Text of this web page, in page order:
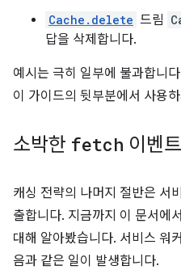
Cache.delete 드림
답을 삭제합니다.
예시는 극히 일부에 불과합니
이 가이드의 뒷부분에서 사용
소박한 fetch 이벤트
캐싱 전략의 나머지 절반은 서
출합니다. 지금까지 이 문서에
대해 알아봤습니다. 서비스 워
음과 같은 일이 발생합니다.